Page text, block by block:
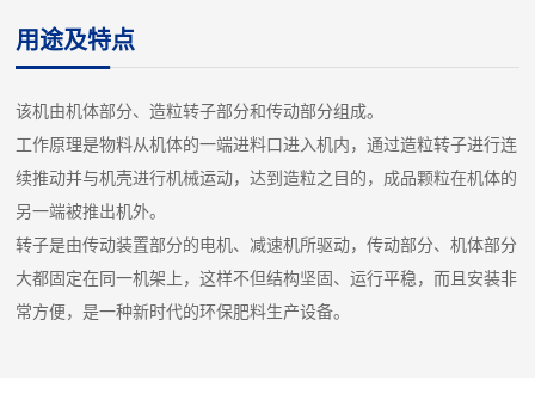
用途及特点
该机由机体部分、造粒转子部分和传动部分组成。
工作原理是物料从机体的一端进料口进入机内，通过造粒转子进行连
续推动并与机壳进行机械运动，达到造粒之目的，成品颗粒在机体的
另一端被推出机外。
转子是由传动装置部分的电机、减速机所驱动，传动部分、机体部分
大都固定在同一机架上，这样不但结构坚固、运行平稳，而且安装非
常方便，是一种新时代的环保肥料生产设备。